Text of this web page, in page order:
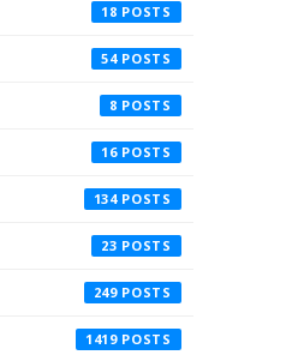
18
54
8
16
134
23
249
1419